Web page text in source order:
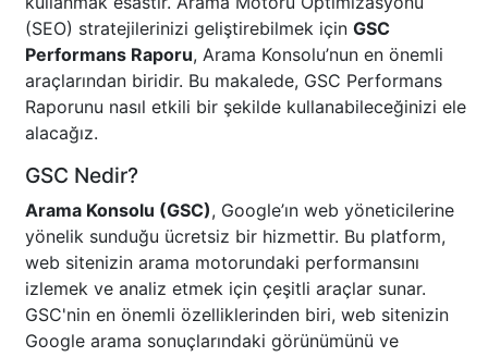
(SEO) stratejilerinizi geliştirebilmek için GSC
Performans Raporu, Arama Konsolu’nun en önemli
araçlarından biridir. Bu makalede, GSC Performans
Raporunu nasıl etkili bir şekilde kullanabileceğinizi ele
alacağız.
GSC Nedir?
Arama Konsolu (GSC), Google’ın web yöneticilerine
yönelik sunduğu ücretsiz bir hizmettir. Bu platform,
web sitenizin arama motorundaki performansını
izlemek ve analiz etmek için çeşitli araçlar sunar.
GSC'nin en önemli özelliklerinden biri, web sitenizin
Google arama sonuçlarındaki görünümünü ve